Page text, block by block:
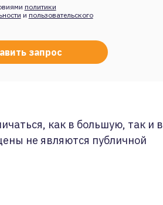
политики
и пользовательского
как в большую, так и в
не являются публичной